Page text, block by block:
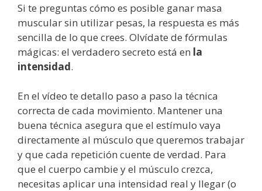
Si te preguntas cómo es posible ganar masa
muscular sin utilizar pesas, la respuesta es más
sencilla de lo que crees. Olvídate de fórmulas
mágicas: el verdadero secreto está en la
intensidad.
En el vídeo te detallo paso a paso la técnica
correcta de cada movimiento. Mantener una
buena técnica asegura que el estímulo vaya
directamente al músculo que queremos trabajar
y que cada repetición cuente de verdad. Para
que el cuerpo cambie y el músculo crezca,
necesitas aplicar una intensidad real y llegar (o